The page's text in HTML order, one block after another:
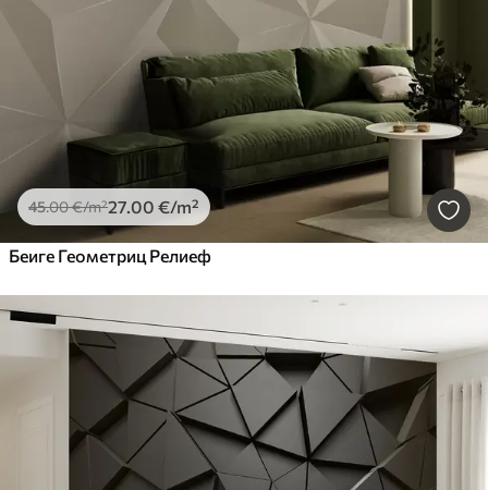
45.00€/m²27.00 €/m²
Беиге Геометриц Релиеф